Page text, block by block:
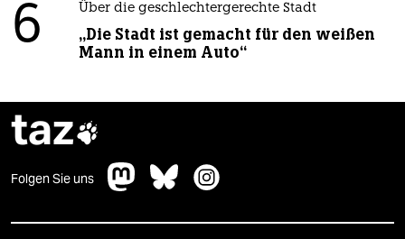
6 Über die geschlechtergerechte Stadt
„Die Stadt ist gemacht für den weißen
Mann in einem Auto“
taz
Folgen Sie uns